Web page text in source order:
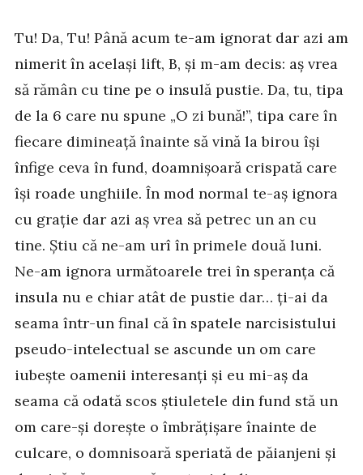
Tu! Da, Tu! Până acum te-am ignorat dar azi am
nimerit în același lift, B, și m-am decis: aș vrea
să rămân cu tine pe o insulă pustie. Da, tu, tipa
de la 6 care nu spune „O zi bună!”, tipa care în
fiecare dimineață înainte să vină la birou își
înfige ceva în fund, doamnișoară crispată care
își roade unghiile. În mod normal te-aș ignora
cu grație dar azi aș vrea să petrec un an cu
tine. Știu că ne-am urî în primele două luni.
Ne-am ignora următoarele trei în speranța că
insula nu e chiar atât de pustie dar… ți-ai da
seama într-un final că în spatele narcisistului
pseudo-intelectual se ascunde un om care
iubește oamenii interesanți și eu mi-aș da
seama că odată scos știuletele din fund stă un
om care-și dorește o îmbrățișare înainte de
culcare, o domnisoară speriată de păianjeni și